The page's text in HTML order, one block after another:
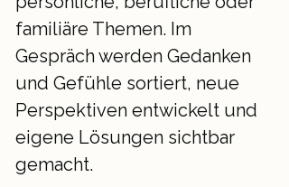
familiäre Themen. Im
Gespräch werden Gedanken
und Gefühle sortiert, neue
Perspektiven entwickelt und
eigene Lösungen sichtbar
gemacht.